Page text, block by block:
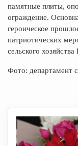
памятные плиты,
ограждение.
героическое
патриотических
сельского
Фото: департамент